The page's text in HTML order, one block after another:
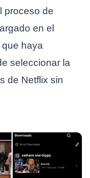
proceso de
en el
haya
seleccionar la
de Netflix sin